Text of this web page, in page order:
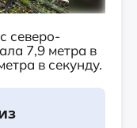
северо-
7,9 метра в
в секунду.